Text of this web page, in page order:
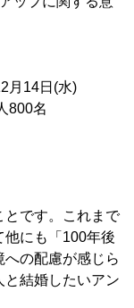
14日(水)
800名
とです。これまで
他にも「100年後
の配慮が感じら
結婚したいアン